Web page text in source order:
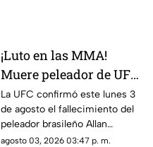
¡Luto en las MMA!
Muere peleador de UFC
tras sufrir infarto
mientras dormía
La UFC confirmó este lunes 3
de agosto el fallecimiento del
peleador brasileño Allan
Nascimento, de la división de
agosto 03, 2026 03:47 p. m.